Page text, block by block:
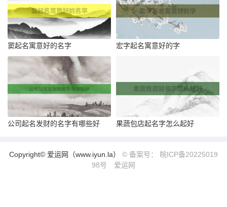
窦起名寓意好的名字 宏字起名寓意好的字
公司起名发财的名字有哪些好 果蔬包店起名字怎么起好
Copyright© 爱运网（www.iyun.la） © 备案号： 皖ICP备20225019
98号
爱运网